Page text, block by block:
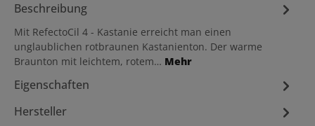
Beschreibung
Mit RefectoCil 4 - Kastanie erreicht man einen
unglaublichen rotbraunen Kastanienton. Der warme
Braunton mit leichtem, rotem… Mehr
Eigenschaften
Hersteller